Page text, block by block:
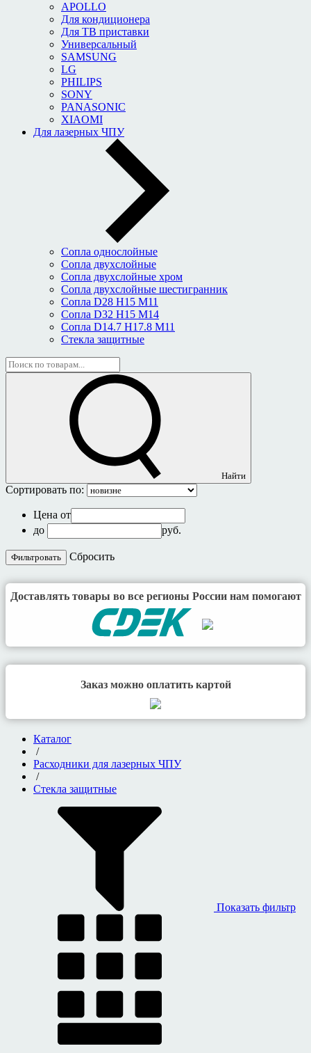
APOLLO
Для кондиционера
Для ТВ приставки
Универсальный
SAMSUNG
LG
PHILIPS
SONY
PANASONIC
XIAOMI
Для лазерных ЧПУ
Сопла однослойные
Сопла двухслойные
Сопла двухслойные хром
Сопла двухслойные шестигранник
Сопла D28 H15 M11
Сопла D32 H15 M14
Сопла D14.7 H17.8 M11
Стекла защитные
Найти
Сортировать по:
Цена от
до
руб.
Cбросить
Доставлять товары во все регионы России нам помогают
Заказ можно оплатить картой
Каталог
/
Расходники для лазерных ЧПУ
/
Стекла защитные
Показать фильтр